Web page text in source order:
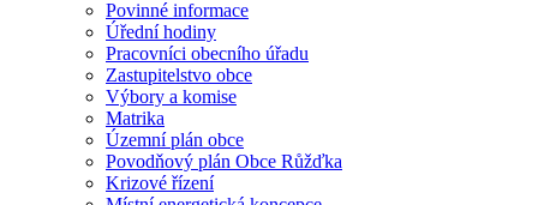
Povinné informace
Úřední hodiny
Pracovníci obecního úřadu
Zastupitelstvo obce
Výbory a komise
Matrika
Územní plán obce
Povodňový plán Obce Růžďka
Krizové řízení